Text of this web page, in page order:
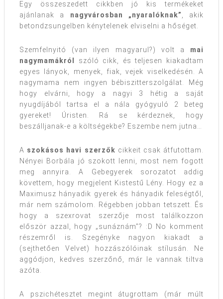
Egy összeszedett cikkben jó kis termékeket
ajánlanak a nagyvárosban „nyaralóknak”, akik
betondzsungelben kénytelenek elviselni a hőséget.
Szemfelnyitó (van ilyen magyarul?) volt a
mai
nagymamákról
szóló cikk, és teljesen kiakadtam
egyes lányok, menyek, fiak, vejek viselkedésén. A
nagymama nem ingyen bébiszitterszolgálat. Még
hogy elvárni, hogy a nagyi 3 hétig a saját
nyugdíjából tartsa el a nála gyógyuló 2 beteg
gyereket! Úristen. Rá se kérdeznek, hogy
beszálljanak-e a költségekbe? Eszembe nem jutna…
A szokásos havi szerzők cikkeit csak átfutottam.
Nényei Borbála jó szokott lenni, most nem fogott
meg annyira. A Gebegyerek sorozatot addig
követtem, hogy megjelent Kistestű Lény. Hogy ez a
Maximusz hányadik gyerek és hányadik feleségtől,
már nem számolom. Régebben jobban tetszett. És
hogy a szexrovat szerzője most találkozzon
először azzal, hogy „sunáznám”? :D No komment
részemről is. Szegényke nagyon kiakadt a
(sejthetően Velvet) hozzászólóinak stílusán. Ne
aggódjon, kedves szerzőnő, már le vannak tiltva
azóta.
A pszichétesztet megint átugrottam (már múlt